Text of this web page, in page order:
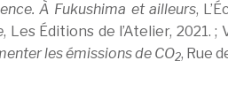
À Fukushima et ailleurs,
, Les Éditions de l’Atelier, 2021.
les émissions de CO2, Rue